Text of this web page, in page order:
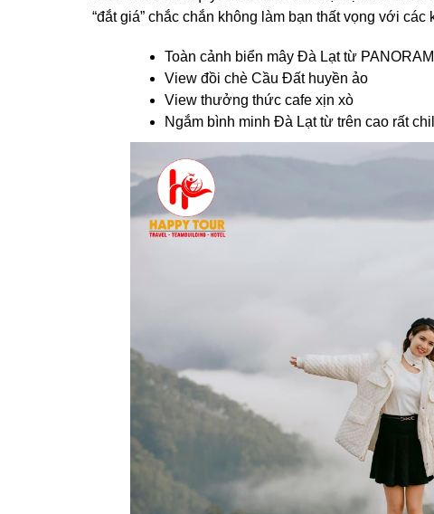
“đắt giá” chắc chắn không làm bạn thất vọng với
Toàn cảnh biển mây Đà Lạt từ
View đồi chè Cầu Đất huyền ảo
View thưởng thức cafe xịn xò
Ngắm bình minh Đà Lạt từ trên cao rất chill